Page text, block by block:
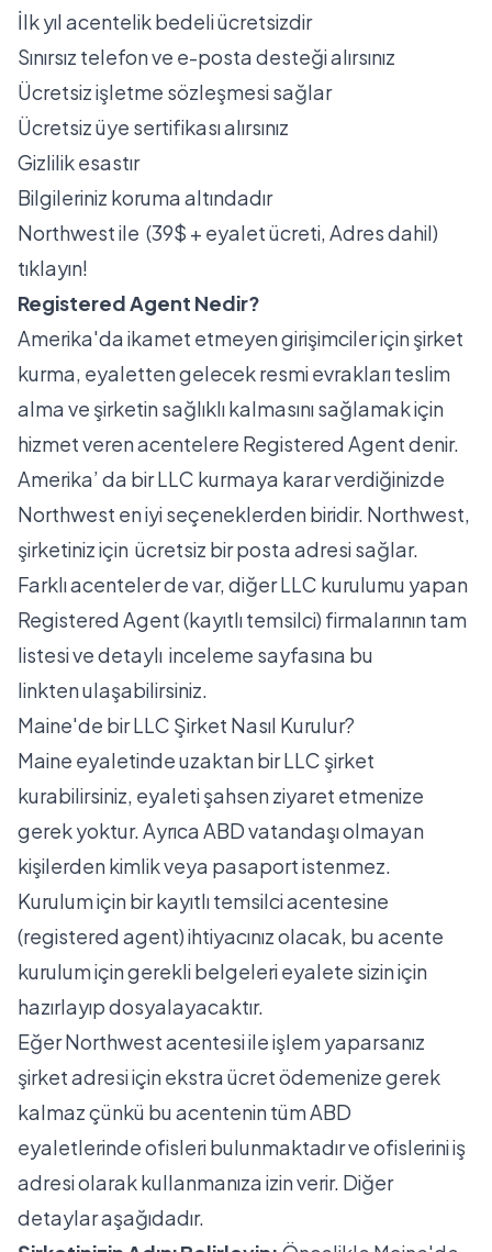
İlk yıl acentelik bedeli ücretsizdir
Sınırsız telefon ve e-posta desteği alırsınız
Ücretsiz işletme sözleşmesi sağlar
Ücretsiz üye sertifikası alırsınız
Gizlilik esastır
Bilgileriniz koruma altındadır
Northwestile (39$ + eyalet ücreti, Adres dahil)
tıklayın!
Registered Agent Nedir?
Amerika'da ikamet etmeyen girişimciler için şirket
kurma, eyaletten gelecek resmi evrakları teslim
alma ve şirketin sağlıklı kalmasını sağlamak için
hizmet veren acentelere Registered Agent denir.
Amerika’ da bir LLC kurmaya karar verdiğinizde
Northwest en iyi seçeneklerden biridir. Northwest,
şirketiniz için ücretsiz bir posta adresi sağlar.
Farklı acenteler de var, diğer LLC kurulumu yapan
Registered Agent (kayıtlı temsilci) firmalarının tam
listesi ve detaylı inceleme sayfasına bu
linktenulaşabilirsiniz.
Maine'de bir LLC Şirket Nasıl Kurulur?
Maine eyaletinde uzaktan bir LLC şirket
kurabilirsiniz, eyaleti şahsen ziyaret etmenize
gerek yoktur. Ayrıca ABD vatandaşı olmayan
kişilerden kimlik veya pasaport istenmez.
Kurulum için bir kayıtlı temsilci acentesine
(registered agent) ihtiyacınız olacak, bu acente
kurulum için gerekli belgeleri eyalete sizin için
hazırlayıp dosyalayacaktır.
Eğer Northwest acentesi ile işlem yaparsanız
şirket adresi için ekstra ücret ödemenize gerek
kalmaz çünkü bu acentenin tüm ABD
eyaletlerinde ofisleri bulunmaktadır ve ofislerini iş
adresi olarak kullanmanıza izin verir. Diğer
detaylar aşağıdadır.